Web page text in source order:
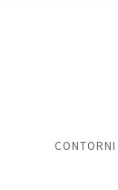
CONTORNI